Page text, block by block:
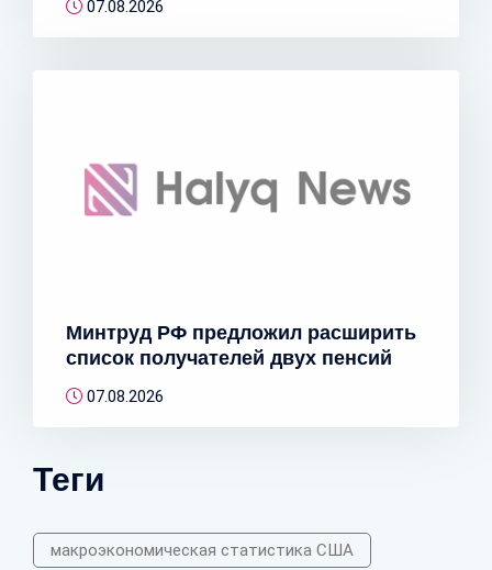
07.08.2026
Минтруд РФ предложил расширить
список получателей двух пенсий
07.08.2026
Теги
макроэкономическая статистика США